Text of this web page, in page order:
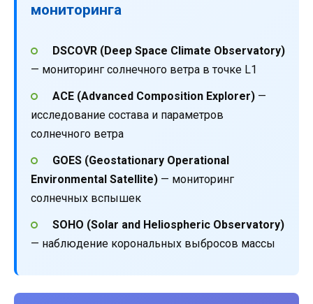
мониторинга
DSCOVR (Deep Space Climate Observatory)
— мониторинг солнечного ветра в точке L1
ACE (Advanced Composition Explorer)—
исследование состава и параметров
солнечного ветра
GOES (Geostationary Operational
Environmental Satellite) — мониторинг
солнечных вспышек
SOHO (Solar and Heliospheric Observatory)
— наблюдение корональных выбросов массы